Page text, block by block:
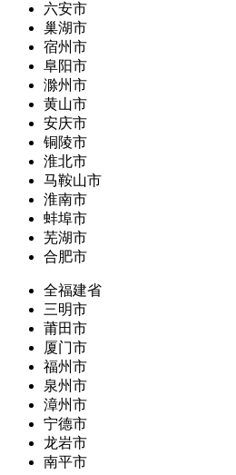
六安市
巢湖市
宿州市
阜阳市
滁州市
黄山市
安庆市
铜陵市
淮北市
马鞍山市
淮南市
蚌埠市
芜湖市
合肥市
全福建省
三明市
莆田市
厦门市
福州市
泉州市
漳州市
宁德市
龙岩市
南平市